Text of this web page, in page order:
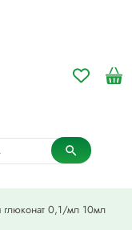
0,1/мл 10мл